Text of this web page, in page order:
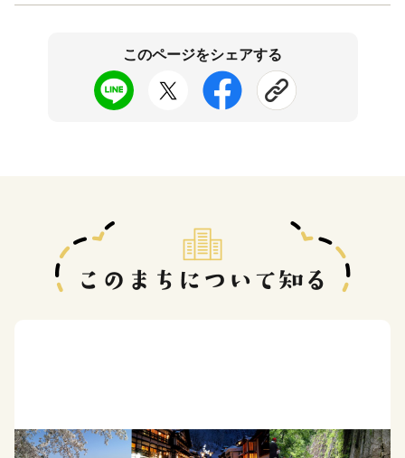
このページをシェアする